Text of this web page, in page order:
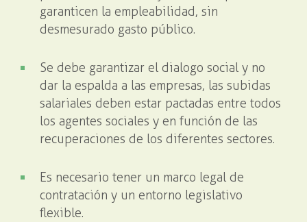
garanticen la empleabilidad, sin
desmesurado gasto público.
Se debe garantizar el dialogo social y no
dar la espalda a las empresas, las subidas
salariales deben estar pactadas entre todos
los agentes sociales y en función de las
recuperaciones de los diferentes sectores.
Es necesario tener un marco legal de
contratación y un entorno legislativo
flexible.